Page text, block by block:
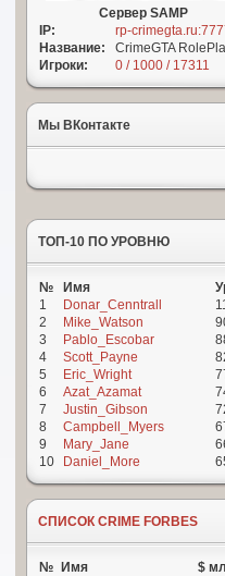
Сервер SAMP
IP:
rp-
Название:
CrimeGTA
Игроки:
0 / 1000 / 17311
Мы ВКонтакте
ТОП-10 ПО УРОВНЮ
№ Имя
1
Donar_Cenntrall
2
Mike_Watson
3
Pablo_Escobar
4
Scott_Payne
5
Eric_Wright
6
Azat_Azamat
7
Justin_Gibson
8
Campbell_Myers
9
Mary_Jane
10
Daniel_More
СПИСОК CRIME FORBES
№ Имя
$